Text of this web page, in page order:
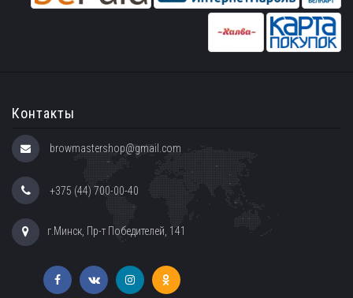
Контакты
browmastershop@gmail.com
+375 (44) 700-00-40
г.Минск, Пр-т Победителей, 141